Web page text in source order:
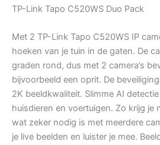
TP-Link Tapo C520WS Duo Pack
Met 2 TP-Link Tapo C520WS IP
hoeken van je tuin in de gaten. De
graden rond, dus met 2 camera’s
bijvoorbeeld een oprit. De
2K beeldkwaliteit. Slimme AI
huisdieren en voertuigen. Zo krijg je
wat zeker nodig is met meerdere
je live beelden en luister je mee.